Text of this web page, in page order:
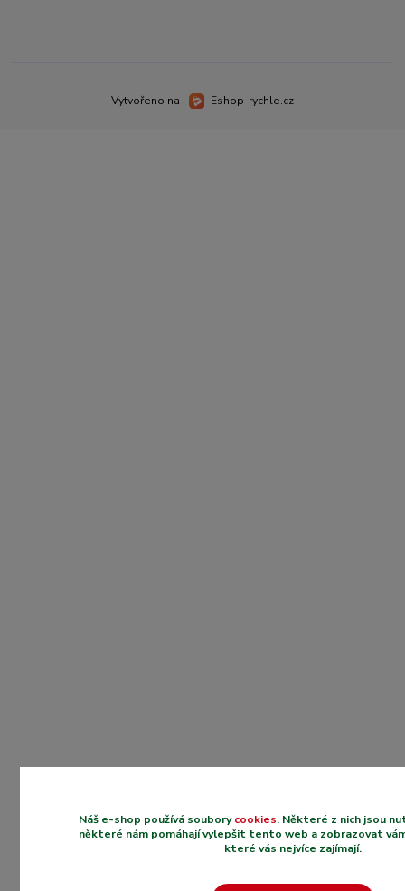
Vytvořeno na Eshop-rychle.cz
Náš e-shop používá souborycookies. Některé z nich jsou
některé nám pomáhají vylepšit tento web a zobrazovat
které vás nejvíce zajímají.